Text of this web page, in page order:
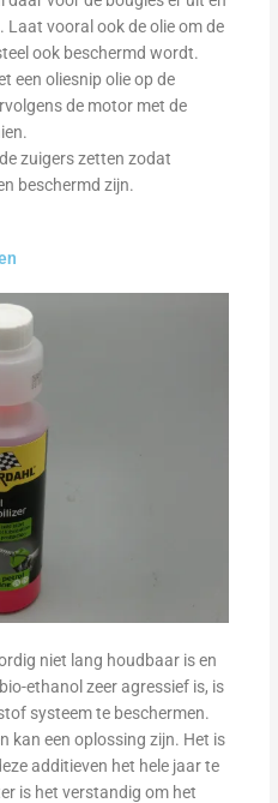
Laat vooral ook de olie om de
ook beschermd wordt.
een oliesnip olie op de
de motor met de
zuigers zetten zodat
beschermd zijn.
niet lang houdbaar is en
ethanol zeer agressief is, is
systeem te beschermen.
kan een oplossing zijn. Het is
additieven het hele jaar te
is het verstandig om het